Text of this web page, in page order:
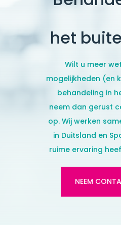
het
Wilt u meer
mogelijkheden (en
behandeling in
neem dan gerust
op. Wij werken
in Duitsland en
ruime ervaring
NEEM